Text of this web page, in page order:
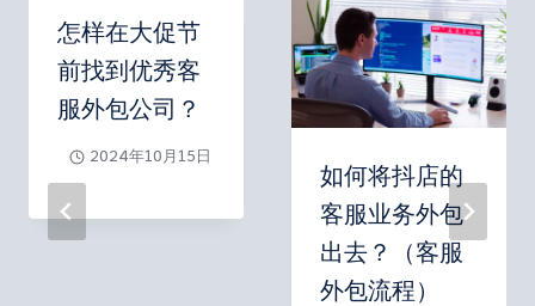
怎样在大促节
前找到优秀客
服外包公司？
2024年10月15日
如何将抖店的
客服业务外包
出去？（客服
外包流程）